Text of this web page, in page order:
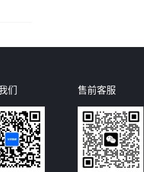
们 售前客服